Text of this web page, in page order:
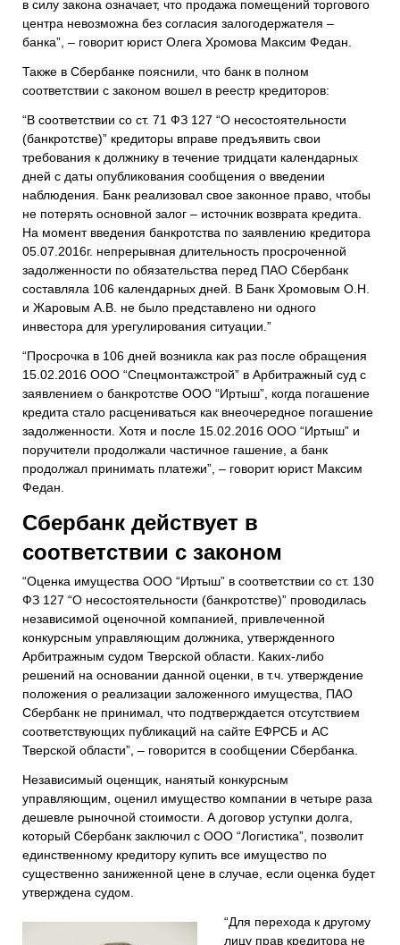
в силу закона означает, что продажа помещений торгового
центра невозможна без согласия залогодержателя –
банка”, – говорит юристОлега Хромова Максим Федан
Также в Сбербанке пояснили, что банк в полном
соответствии с законом вошел в реестр кредиторов:
“В соответствии со ст. 71 ФЗ 127 “О несостоятельности
(банкротстве)” кредиторы вправе предъявить свои
требования к должнику в течение тридцати календарных
дней с даты опубликования сообщения о введении
наблюдения. Банк реализовал свое законное право, чтобы
не потерять основной залог – источник возврата кредита.
На момент введения банкротства по заявлению кредитора
05.07.2016г. непрерывная длительность просроченной
задолженности по обязательства перед ПАО Сбербанк
составляла 106 календарных дней.
В Банк Хромовым О.Н.
и Жаровым А.В. не было представлено ни одного
инвестора для урегулирования ситуации .”
“Просрочка в 106 дней возникла как раз после обращения
15.02.2016 ООО “Спецмонтажстрой” в Арбитражный суд с
заявлением о банкротстве ООО “Иртыш”, когда погашение
кредита стало расцениваться как внеочередное погашение
задолженности . Хотя и после 15.02.2016 ООО “Иртыш” и
поручители продолжали частичное гашение, а банк
продолжал принимать платежи”, – говорит юрист Максим
Федан.
Сбербанк действует в
соответствии с законом
“Оценка имущества ООО “Иртыш” в соответствии со ст. 130
ФЗ 127 “О несостоятельности (банкротстве)” проводилась
независимой оценочной компанией, привлеченной
конкурсным управляющим должника, утвержденного
Арбитражным судом Тверской области. Каких-либо
решений на основании данной оценки, в т.ч. утверждение
положения о реализации заложенного имущества, ПАО
Сбербанк не принимал, что подтверждается отсутствием
соответствующих публикаций на сайте ЕФРСБ и АС
Тверской области”, – говорится в сообщении Сбербанка.
Независимый оценщик, нанятый конкурсным
управляющим, оценил имущество компании в четыре раза
дешевле рыночной стоимости. А договор уступки долга,
который Сбербанк заключил с ООО “Логистика”, позволит
единственному кредитору купить все имущество по
существенно заниженной цене в случае, если оценка будет
утверждена судом.
“Для перехода к другому
лицу прав кредитора не